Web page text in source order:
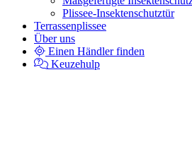
Plissee-Insektenschutztür
Terrassenplissee
Über uns
Einen Händler finden
Keuzehulp